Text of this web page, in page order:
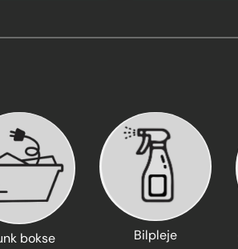
bokse Bilpleje